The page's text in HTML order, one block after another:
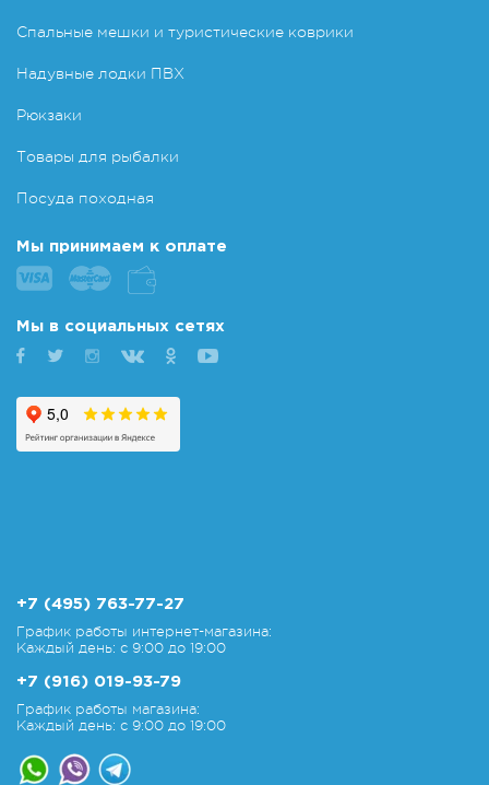
Спальные мешки и туристические коврики
Надувные лодки ПВХ
Рюкзаки
Товары для рыбалки
Посуда походная
Мы принимаем к оплате
Мы в социальных сетях
+7 (495) 763-77-27
График работы интернет-магазина:
Каждый день: с 9:00 до 19:00
+7 (916) 019-93-79
График работы магазина:
Каждый день: с 9:00 до 19:00